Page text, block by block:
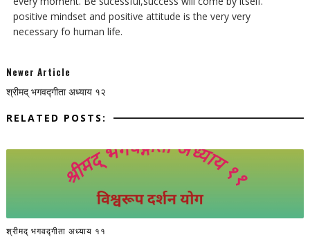
positive mindset and positive attitude is the very very
necessary fo human life.
Newer Article
श्रीमद् भगवद्गीता अध्याय १२
RELATED POSTS:
श्रीमद् भगवद्गीता अध्याय ११